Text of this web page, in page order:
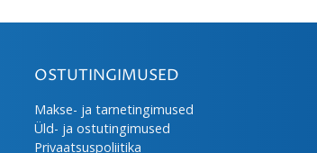
OSTUTINGIMUSED
Makse- ja tarnetingimused
Üld- ja ostutingimused
Privaatsuspoliitika